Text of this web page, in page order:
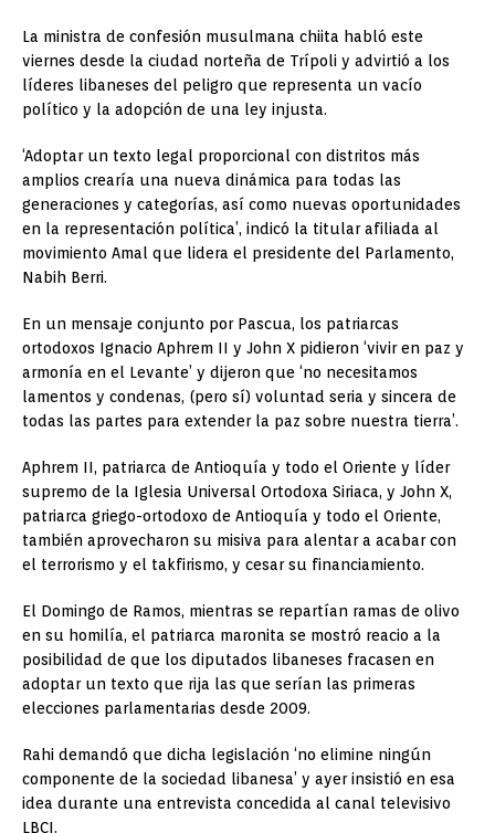
La ministra de confesión musulmana chiita habló este
viernes desde la ciudad norteña de Trípoli y advirtió a los
líderes libaneses del peligro que representa un vacío
político y la adopción de una ley injusta.
‘Adoptar un texto legal proporcional con distritos más
amplios crearía una nueva dinámica para todas las
generaciones y categorías, así como nuevas oportunidades
en la representación política’, indicó la titular afiliada al
movimiento Amal que lidera el presidente del Parlamento,
Nabih Berri.
En un mensaje conjunto por Pascua, los patriarcas
ortodoxos Ignacio Aphrem II y John X pidieron ‘vivir en paz y
armonía en el Levante’ y dijeron que ‘no necesitamos
lamentos y condenas, (pero sí) voluntad seria y sincera de
todas las partes para extender la paz sobre nuestra tierra’.
Aphrem II, patriarca de Antioquía y todo el Oriente y líder
supremo de la Iglesia Universal Ortodoxa Siriaca, y John X,
patriarca griego-ortodoxo de Antioquía y todo el Oriente,
también aprovecharon su misiva para alentar a acabar con
el terrorismo y el takfirismo, y cesar su financiamiento.
El Domingo de Ramos, mientras se repartían ramas de olivo
en su homilía, el patriarca maronita se mostró reacio a la
posibilidad de que los diputados libaneses fracasen en
adoptar un texto que rija las que serían las primeras
elecciones parlamentarias desde 2009.
Rahi demandó que dicha legislación ‘no elimine ningún
componente de la sociedad libanesa’ y ayer insistió en esa
idea durante una entrevista concedida al canal televisivo
LBCI.